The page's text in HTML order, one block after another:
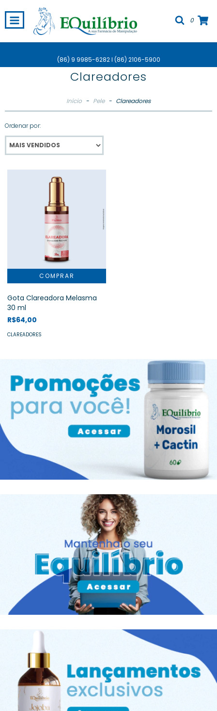
0
(86) 9 9985-6282 I (86) 2106-5900
Clareadores
Início - Pele - Clareadores
Ordenar por:
Gota Clareadora Melasma
30 ml
R$64,00
CLAREADORES